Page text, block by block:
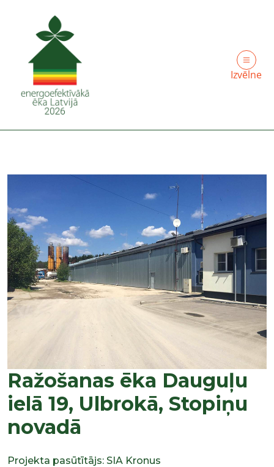
Izvēlne
Ražošanas ēka Dauguļu
ielā 19, Ulbrokā, Stopiņu
novadā
Projekta pasūtītājs: SIA Kronus